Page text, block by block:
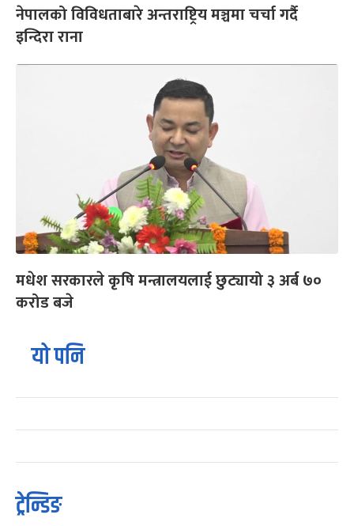
नेपालको विविधताबारे अन्तराष्ट्रिय मञ्चमा चर्चा गर्दै
इन्दिरा राना
मधेश सरकारले कृषि मन्त्रालयलाई छुट्यायो ३ अर्ब ७०
करोड बजे
यो पनि
ट्रेन्डिङ